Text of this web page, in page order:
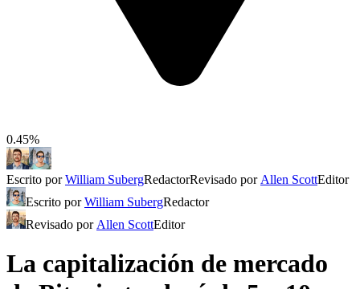
0.45%
Escrito porWilliam SubergRedactorRevisado por Allen ScottEditor
Escrito porWilliam SubergRedactor
Revisado por Allen ScottEditor
La capitalización de mercado